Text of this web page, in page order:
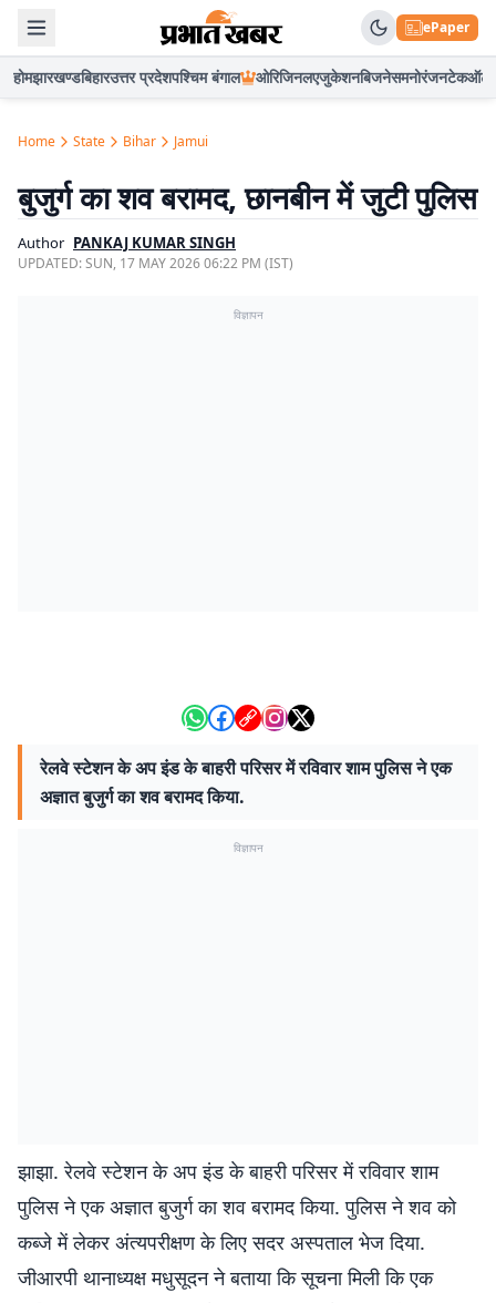
ePaper
होमझारखण्डबिहारउत्तर प्रदेशपश्चिम बंगाल ओरिजिनलएजुकेशनबिजनेसमनोरंजनटेकऑटो
Home State Bihar Jamui
बुजुर्ग का शव बरामद, छानबीन में जुटी पुलिस
Author PANKAJ KUMAR SINGH
UPDATED:SUN, 17 MAY 2026 06:22 PM (IST)
विज्ञापन
रेलवे स्टेशन के अप इंड के बाहरी परिसर में रविवार शाम पुलिस ने एक
अज्ञात बुजुर्ग का शव बरामद किया.
विज्ञापन
झाझा. रेलवे स्टेशन के अप इंड के बाहरी परिसर में रविवार शाम
पुलिस ने एक अज्ञात बुजुर्ग का शव बरामद किया. पुलिस ने शव को
कब्जे में लेकर अंत्यपरीक्षण के लिए सदर अस्पताल भेज दिया.
जीआरपी थानाध्यक्ष मधुसूदन ने बताया कि सूचना मिली कि एक